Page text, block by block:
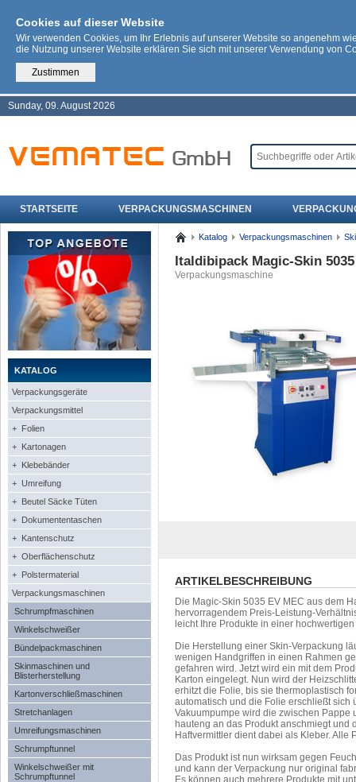
Cookies auf dieser Website
Wir verwenden Cookies, um Ihr Erlebnis auf unserer Website so angenehm
die Nutzung unserer Website erklären Sie sich mit unserer Verwendung von
Zustimmen
Sunday, 09. August 2026
STARTSEITE VERPACKUNGSMASCHINEN
KATALOG
Verpackungsgeräte
Verpackungsmittel
+ Folien
+ Kartonagen
+ Klebebänder
+ Umreifung
+ Beutel Säcke Tüten
+ Dokumententaschen
+ Kantenschutz
+ Oberflächenschutz
+ Polstermaterial
Verpackungsmaschinen
Schrumpfmaschinen
Winkelschweißer
Bündelpackmaschinen
Skinmaschinen und
Blisterherstellung
Kartonverschließmaschinen
Stretchanlagen
Umreifungsmaschinen
Schrumpftunnel
Winkelschweißer mit
Schrumpftunnel
Katalog Verpackungsmaschinen
Italdibipack Magic-Skin
Verpackungsmaschine
ARTIKELBESCHREIBUNG
Die Magic-Skin 5035 EV MEC aus dem
hervorragendem Preis-Leistung-
leicht Ihre Produkte in einer
Die Herstellung einer Skin-Verpackung
wenigen Handgriffen in einen Rahmen
gefahren wird. Jetzt wird ein mit dem
Karton eingelegt. Nun wird der
erhitzt die Folie, bis sie thermoplastisch
automatisch und die Folie erschließt sich
Vakuumpumpe wird die zwischen
hauteng an das Produkt anschmiegt
Haftvermittler dient dabei als Kleber. Alle
Das Produkt ist nun wirksam gegen
und kann der Verpackung nur original
Es können auch mehrere Produkte mit